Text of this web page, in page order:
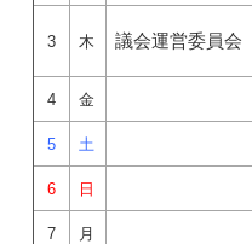
3 木 議会運営委員会
4 金
5 土
6 日
7 月